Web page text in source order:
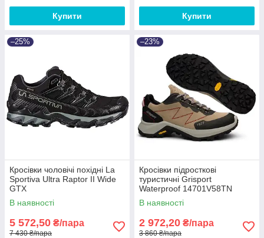
Купити Купити
–25%
Кросівки чоловічі похідні La
Sportiva Ultra Raptor II Wide
GTX
В наявності
5 572,50 ₴/пара
7 430 ₴/пара
–23%
Кросівки підросткові
туристичні Grisport
Waterproof 14701V58TN
В наявності
2 972,20 ₴/пара
3 860 ₴/пара